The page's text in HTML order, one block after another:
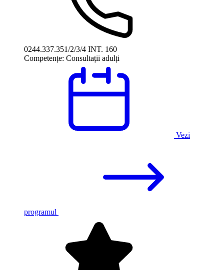
0244.337.351/2/3/4 INT. 160
Competențe: Consultații adulți
Vezi
programul